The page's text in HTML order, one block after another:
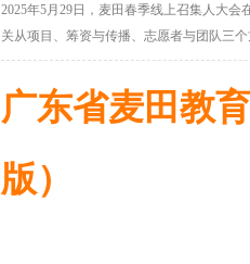
2025年5月29日，麦田春季线上召集人大
关从项目、筹资与传播、志愿者与团队三
广东省麦田教
版）